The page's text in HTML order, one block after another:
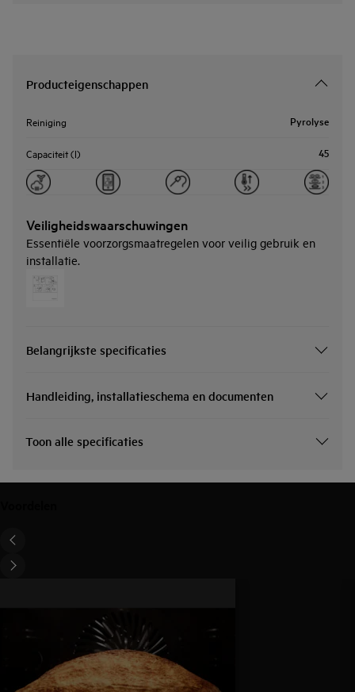
Producteigenschappen
Reiniging Pyrolyse
Capaciteit (l) 45
Veiligheidswaarschuwingen
Essentiële voorzorgsmaatregelen voor veilig gebruik en
installatie.
Belangrijkste specificaties
Handleiding, installatieschema en documenten
Toon alle specificaties